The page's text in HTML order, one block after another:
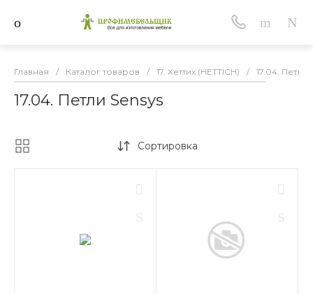
Главная / Каталог товаров / 17. Хеттих (HETTICH) / 17.04. Петли
17.04. Петли Sensys
Сортировка